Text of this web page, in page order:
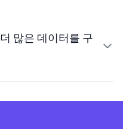
많은 데이터를 구